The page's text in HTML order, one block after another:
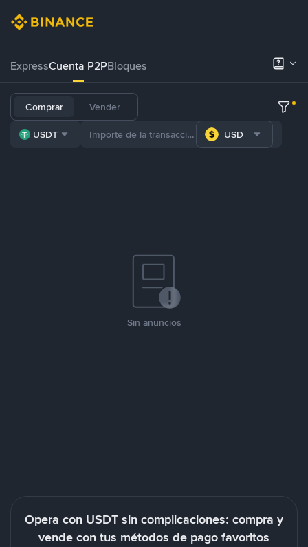
ExpressCuenta P2PBloques
Comprar Vender
USDT USD
Sin anuncios
Opera con USDT sin complicaciones: compra y
vende con tus métodos de pago favoritos